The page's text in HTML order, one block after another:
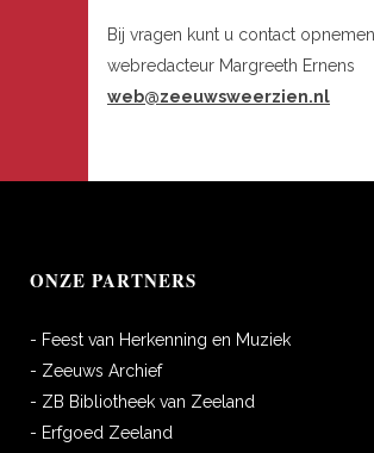
Bij vragen kunt u contact
webredacteur Margreeth Ernens
web@zeeuwsweerzien.nl
ONZE PARTNERS
- Feest van Herkenning en Muziek
- Zeeuws Archief
- ZB Bibliotheek van Zeeland
- Erfgoed Zeeland